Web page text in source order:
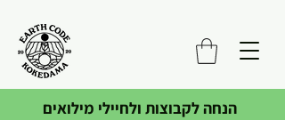
הנחה לקבוצות ולחיילי מילואים